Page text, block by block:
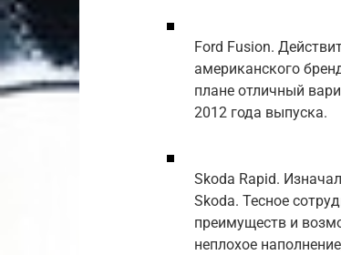
Ford Fusion.
американского
плане отличный
2012 года выпуска.
Skoda Rapid.
Skoda. Тесное
преимуществ и
неплохое